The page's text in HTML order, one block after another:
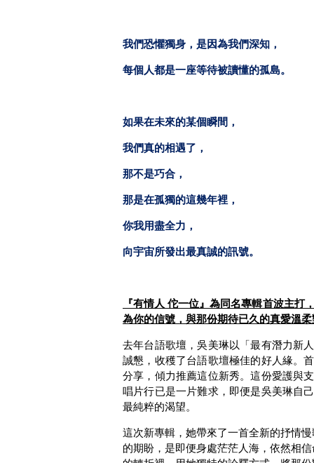
我們恐懼獨身，是因為我們深知，
每個人都是一座等待被讀懂的孤島。
如果在未來的某個瞬間，
我們真的相遇了，
那不是巧合，
那是在孤獨的這幾年裡，
你我用盡全力，
向宇宙所發出最真誠的訊號。
『有情人 佗一位』為同名專輯首波主
為你的信號，與那份期待已久的真愛溫
去年台語歌壇，吳美琳以「最有潛力新
誠懇，收穫了台語歌壇極佳的好人緣。
分享，傾力推薦這位新秀。這份愛護與
唱片行已是一片難求，即便是吳美琳自
最純粹的渴望。
這次新專輯，她帶來了一首全新的抒情
的期盼，是即便身處茫茫人海，依然相